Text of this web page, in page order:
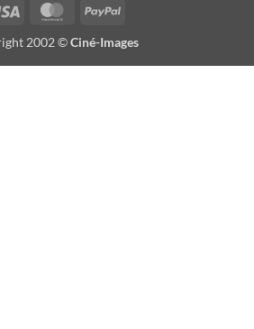
Visa MasterCardPayPal
2002 ©Ciné-Images